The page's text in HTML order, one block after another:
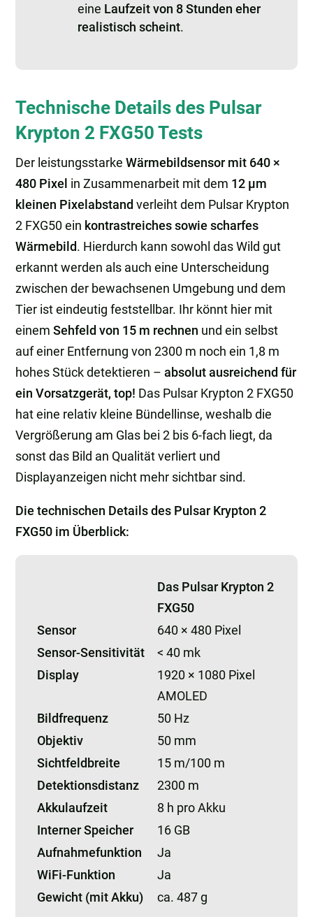
eine Laufzeit von 8 Stunden eher
realistisch scheint.
Technische Details des Pulsar
Krypton 2 FXG50 Tests
Der leistungsstarkeWärmebildsensor mit 640 ×
480 Pixel in Zusammenarbeit mit dem 12 µm
kleinen Pixelabstand verleiht dem Pulsar Krypton
2 FXG50 ein kontrastreiches sowie scharfes
Wärmebild. Hierdurch kann sowohl das Wild gut
erkannt werden als auch eine Unterscheidung
zwischen der bewachsenen Umgebung und dem
Tier ist eindeutig feststellbar. Ihr könnt hier mit
einemSehfeld von 15 m rechnen und ein selbst
auf einer Entfernung von 2300 m noch ein 1,8 m
hohes Stück detektieren –absolut ausreichend für
ein Vorsatzgerät, top! Das Pulsar Krypton 2 FXG50
hat eine relativ kleine Bündellinse, weshalb die
Vergrößerung am Glas bei 2 bis 6-fach liegt, da
sonst das Bild an Qualität verliert und
Displayanzeigen nicht mehr sichtbar sind.
Die technischen Details des Pulsar Krypton 2
FXG50 im Überblick:
Das Pulsar Krypton 2
FXG50
Sensor
640 × 480 Pixel
Sensor-Sensitivität
< 40 mk
Display
1920 × 1080 Pixel
AMOLED
Bildfrequenz
50 Hz
Objektiv
50 mm
Sichtfeldbreite
15 m/100 m
Detektionsdistanz
2300 m
Akkulaufzeit
8 h pro Akku
Interner Speicher
16 GB
Aufnahmefunktion
Ja
WiFi-Funktion
Ja
Gewicht (mit Akku)
ca. 487 g